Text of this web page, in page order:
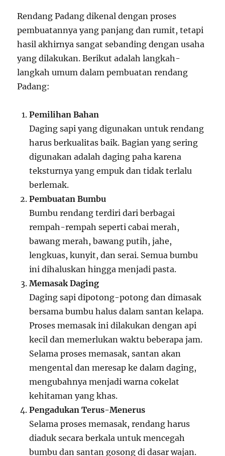
Rendang Padang dikenal dengan proses
pembuatannya yang panjang dan rumit, tetapi
hasil akhirnya sangat sebanding dengan usaha
yang dilakukan. Berikut adalah langkah-
langkah umum dalam pembuatan rendang
Padang:
Pemilihan Bahan
Daging sapi yang digunakan untuk rendang
harus berkualitas baik. Bagian yang sering
digunakan adalah daging paha karena
teksturnya yang empuk dan tidak terlalu
berlemak.
Pembuatan Bumbu
Bumbu rendang terdiri dari berbagai
rempah-rempah seperti cabai merah,
bawang merah, bawang putih, jahe,
lengkuas, kunyit, dan serai. Semua bumbu
ini dihaluskan hingga menjadi pasta.
Memasak Daging
Daging sapi dipotong-potong dan dimasak
bersama bumbu halus dalam santan kelapa.
Proses memasak ini dilakukan dengan api
kecil dan memerlukan waktu beberapa jam.
Selama proses memasak, santan akan
mengental dan meresap ke dalam daging,
mengubahnya menjadi warna cokelat
kehitaman yang khas.
Pengadukan Terus-Menerus
Selama proses memasak, rendang harus
diaduk secara berkala untuk mencegah
bumbu dan santan gosong di dasar wajan.